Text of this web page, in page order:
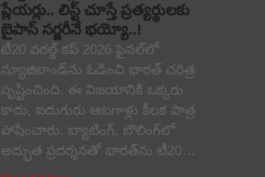
ప్లేయర్లు.. లిస్ట్ చూస్తే ప్రత్యర్థులకు
బైపాస్ సర్జరీనే భయ్యో..!
టీ20 వరల్డ్ కప్ 2026 ఫైనల్‌లో
న్యూజిలాండ్‌ను ఓడించి భారత్ చరిత్ర
సృష్టించింది. ఈ విజయానికి ఒక్కరు
కాదు, ఐదుగురు ఆటగాళ్లు కీలక పాత్ర
పోషించారు. బ్యాటింగ్, బౌలింగ్‌లో
అద్భుత ప్రదర్శనతో భారత్‌ను టీ20…